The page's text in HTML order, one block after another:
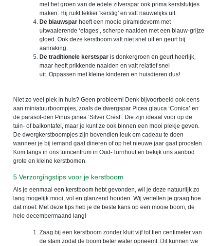
met het groen van de edele zilverspar ook prima kerststukjes
maken. Hij ruikt lekker 'kerstig' en valt nauwelijks uit.
De blauwspar heeft een mooie piramidevorm met
uitwaaierende ‘etages’, scherpe naalden met een blauw-grijze
gloed. Ook deze kerstboom valt niet snel uit en geurt bij
aanraking.
De traditionele kerstspar is donkergroen en geurt heerlijk,
maar heeft prikkende naalden en valt relatief snel
uit. Oppassen met kleine kinderen en huisdieren dus!
Niet zo veel plek in huis? Geen probleem! Denk bijvoorbeeld ook eens
aan miniatuurboompjes, zoals de dwergspar Picea glauca ‘Conica’ en
de parasol-den Pinus pinea ‘Silver Crest’. Die zijn ideaal voor op de
tuin- of balkontafel, maar je kunt ze ook binnen een mooi plekje geven.
De dwergkerstboompjes zijn bovendien leuk om cadeau te doen
wanneer je bij iemand gaat dineren of op het nieuwe jaar gaat proosten.
Kom langs in ons tuincentrum in Oud-Turnhout en bekijk ons aanbod
grote en kleine kerstbomen.
5 Verzorgingstips voor je kerstboom
Als je eenmaal een kerstboom hebt gevonden, wil je deze natuurlijk zo
lang mogelijk mooi, vol en glanzend houden. Wij vertellen je graag hoe
dat moet. Met deze tips heb je de beste kans op een mooie boom, de
hele decembermaand lang!
Zaag bij een kerstboom zonder kluit vijf tot tien centimeter van
de stam zodat de boom beter water opneemt. Dit kunnen we